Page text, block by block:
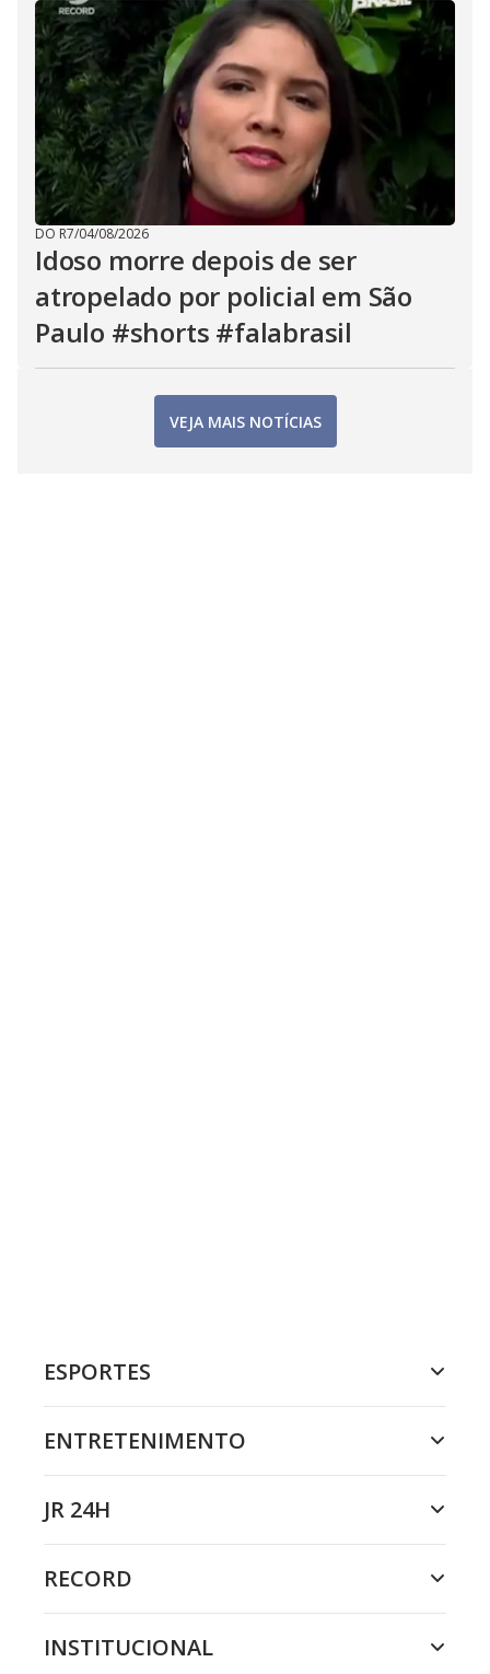
DO R7/04/08/2026
Idoso morre depois de ser
atropelado por policial em São
Paulo #shorts #falabrasil
VEJA MAIS NOTÍCIAS
ESPORTES
ENTRETENIMENTO
JR 24H
RECORD
INSTITUCIONAL